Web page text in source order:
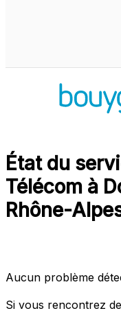
État du
Télécom à
Rhône-
Aucun problème
Si vous rencontrez